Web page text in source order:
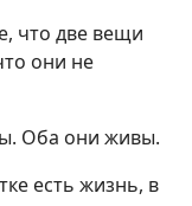
что две вещи
они не
Оба они живы.
есть жизнь, в